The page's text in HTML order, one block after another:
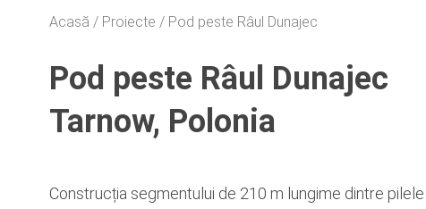
Acasă Proiecte Pod peste Râul Dunajec
Pod peste Râul Dunajec
Tarnow, Polonia
Construcția segmentului de 210 m lungime dintre pilele